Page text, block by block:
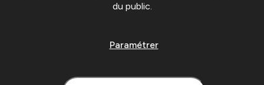
du public.
Paramétrer